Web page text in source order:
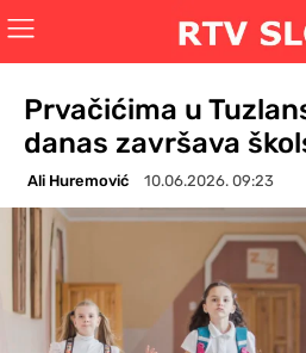
Prvačićima u
danas završava
Ali Huremović 10.06.2026. 09:23